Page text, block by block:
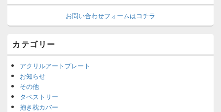
お問い合わせフォームはコチラ
カテゴリー
アクリルアートプレート
お知らせ
その他
タペストリー
抱き枕カバー